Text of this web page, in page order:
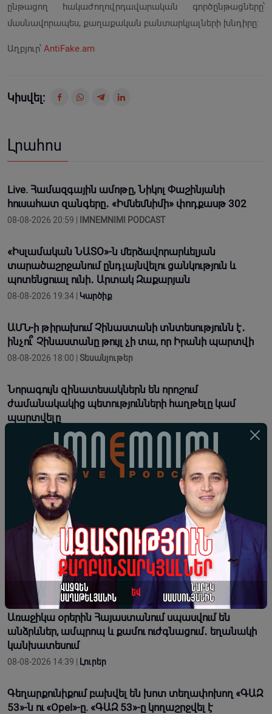
ընթացող հակաժողովրդավարական գործընթացները՝
մասնավորապես, քաղաքական բանտարկյալների խնդիրը:
Աղբյուր՝ AntiFake.am
Կիսվել:
Լրահոս
Live. Համազգային ամոթը, Նիկոլ Փաշինյանի
հուսահատ զանգերը․ «Իմնեմնիմի» փոդքասթ 302
08-08-2026 20:59 | IMNEMNIMI PODCAST
«Իսլամական ՆԱՏՕ»-ն մերձավորարևելյան
տարածաշրջանում ընդլայնվելու ցանկություն և
պոտենցուալ ունի․ Արտակ Զաքարյան
08-08-2026 19:34 | Կարծիք
ԱՄՆ-ի թիրախում Չինաստանի տնտեսությունն է․
ինչու՞ Չինաստանը թույլ չի տա, որ Իրանի պարտվի
08-08-2026 18:00 | Տեսանյութեր
Նորագույն զինատեսակներն են որոշում
ժամանակակից պետությունների հաղթելը կամ
պարտվելը
08-08-2026 16:55 |Տեսանյութեր
«Պիտի պահենք ու պահպանենք Էջմիածինը»․
Զաքարիա Սրբազանը մեջբերել է Իսահակյանի
խոսքերը
08-08-2026 14:47 |
Որ հարցնես՝ կասեն՝ եթե խոսենք, սահմանին
խաղաղություն չի լինի, պատերազմ կuադրենք և այլ
հիմարnւթյուն
08-08-2026 14:41 |Կարծիք
Առաջիկա օրերին Հայաստանում սպասվում են
անձրևներ, ամպրոպ և քամու ուժգնացում․ եղանակի
կանխատեսում
08-08-2026 14:39 | Լուրեր
Գեղարքունիքում բախվել են խոտ տեղափոխող «ԳԱԶ
53»-ն ու «Opel»-ը. «ԳԱԶ 53»-ը կողաշրջվել է